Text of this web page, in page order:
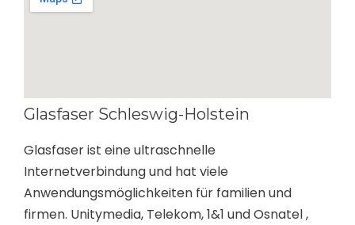
Glasfaser Schleswig-Holstein
Glasfaser ist eine ultraschnelle
Internetverbindung und hat viele
Anwendungsmöglichkeiten für familien und
firmen. Unitymedia, Telekom, 1&1 und Osnatel ,